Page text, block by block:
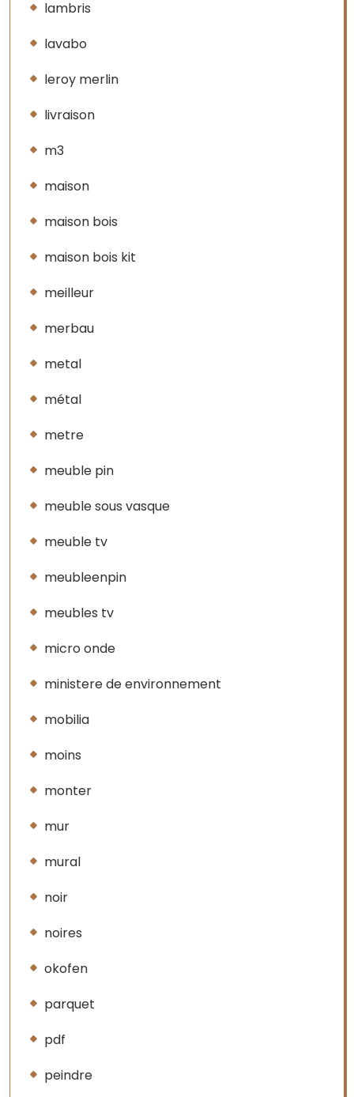
lambris
lavabo
leroy merlin
livraison
m3
maison
maison bois
maison bois kit
meilleur
merbau
metal
métal
metre
meuble pin
meuble sous vasque
meuble tv
meubleenpin
meubles tv
micro onde
ministere de environnement
mobilia
moins
monter
mur
mural
noir
noires
okofen
parquet
pdf
peindre